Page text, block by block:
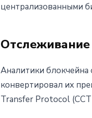
централизованными
Аналитики
конвертировал их
Transfer Protocol